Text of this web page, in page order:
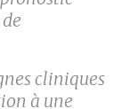
cliniques
à une